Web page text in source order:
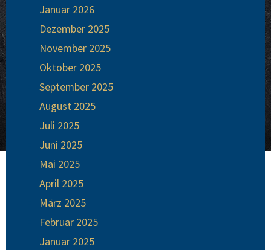
Januar 2026
Dezember 2025
November 2025
Oktober 2025
September 2025
August 2025
Juli 2025
Juni 2025
Mai 2025
April 2025
März 2025
Februar 2025
Januar 2025